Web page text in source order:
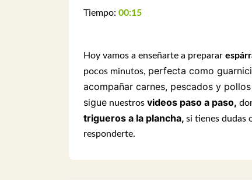
Tiempo: 00:15
Hoy vamos a enseñarte a preparar
pocos minutos, perfecta como
acompañar carnes, pescados y
sigue nuestros videos paso a paso,
trigueros a la plancha, si tienes dudas
responderte.